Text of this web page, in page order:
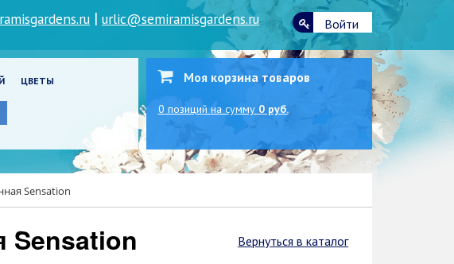
|urlic@semiramisgardens.ru Войти
ЦВЕТЫ Моя корзина товаров
0 позиций на сумму 0 руб.
Sensation
Вернуться в каталог
Sensation